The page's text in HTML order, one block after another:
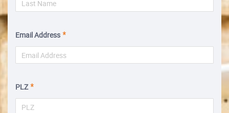
Email Address
PLZ